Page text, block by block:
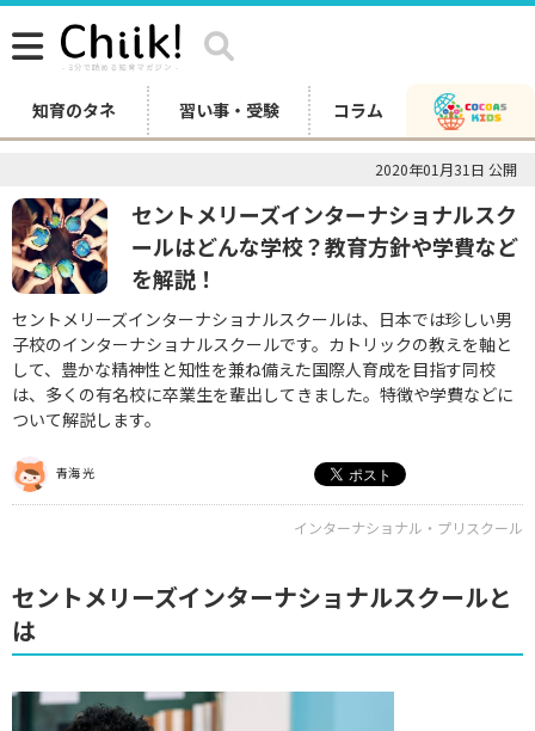
知育のタネ 習い事・受験 コラム
2020年01月31日 公開
セントメリーズインターナショナルスク
ールはどんな学校？教育方針や学費など
を解説！
セントメリーズインターナショナルスクールは、日本では珍しい男
子校のインターナショナルスクールです。カトリックの教えを軸と
して、豊かな精神性と知性を兼ね備えた国際人育成を目指す同校
は、多くの有名校に卒業生を輩出してきました。特徴や学費などに
ついて解説します。
青海 光
インターナショナル・プリスクール
セントメリーズインターナショナルスクールと
は